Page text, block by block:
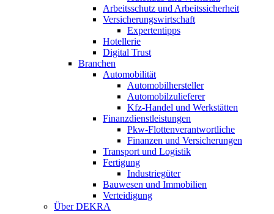
Arbeitsschutz und Arbeitssicherheit
Versicherungswirtschaft
Expertentipps
Hotellerie
Digital Trust
Branchen
Automobilität
Automobilhersteller
Automobilzulieferer
Kfz-Handel und Werkstätten
Finanzdienstleistungen
Pkw‑Flottenverantwortliche
Finanzen und Versicherungen
Transport und Logistik
Fertigung
Industriegüter
Bauwesen und Immobilien
Verteidigung
Über DEKRA